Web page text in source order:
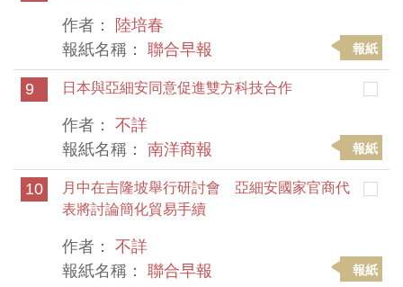
作者： 陸培春
報紙名稱： 聯合早報 報紙
9 日本與亞細安同意促進雙方科技合作
作者： 不詳
報紙名稱： 南洋商報 報紙
10
月中在吉隆坡舉行研討會 亞細安國家官商代
表將討論簡化貿易手續
作者： 不詳
報紙名稱： 聯合早報 報紙